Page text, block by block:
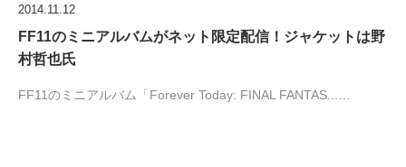
2014.11.12
FF11のミニアルバムがネット限定配信！ジャケットは野
村哲也氏
FF11のミニアルバム「Forever Today: FINAL FANTAS...…